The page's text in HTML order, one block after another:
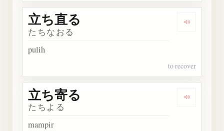
立ち直る
たちなおる
pulih
to recover
立ち寄る
たちよる
mampir